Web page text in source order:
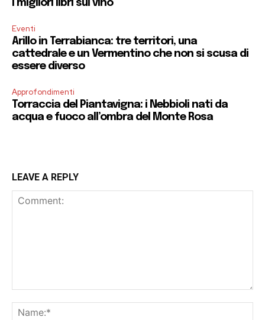
I migliori libri sul vino
Eventi
Arillo in Terrabianca: tre territori, una
cattedrale e un Vermentino che non si scusa di
essere diverso
Approfondimenti
Torraccia del Piantavigna: i Nebbioli nati da
acqua e fuoco all’ombra del Monte Rosa
LEAVE A REPLY